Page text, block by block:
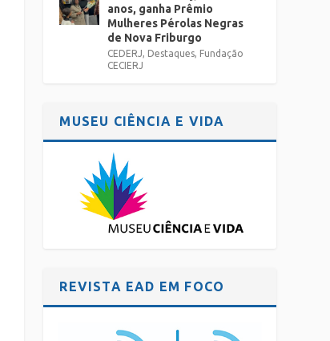
anos, ganha Prêmio
Mulheres Pérolas Negras
de Nova Friburgo
CEDERJ, Destaques, Fundação
CECIERJ
MUSEU CIÊNCIA E VIDA
REVISTA EAD EM FOCO